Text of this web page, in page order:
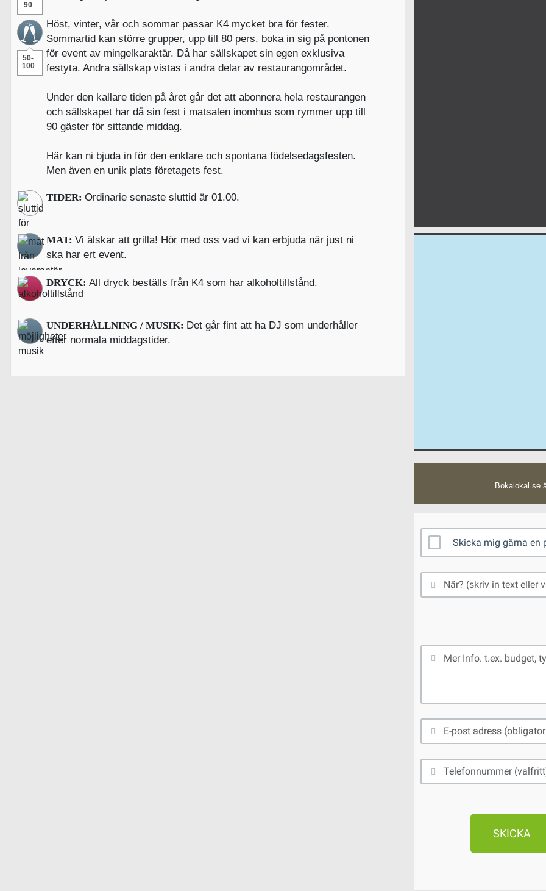
90
50-
100
Höst, vinter, vår och sommar passar K4 mycket bra för fester.
Sommartid kan större grupper, upp till 80 pers. boka in sig på pontonen
för event av mingelkaraktär. Då har sällskapet sin egen exklusiva
festyta. Andra sällskap vistas i andra delar av restaurangområdet.
Under den kallare tiden på året går det att abonnera hela restaurangen
och sällskapet har då sin fest i matsalen inomhus som rymmer upp till
90 gäster för sittande middag.
Här kan ni bjuda in för den enklare och spontana födelsedagsfesten.
Men även en unik plats företagets fest.
TIDER:Ordinarie senaste sluttid är 01.00.
MAT:Vi älskar att grilla! Hör med oss vad vi kan erbjuda när just ni
ska har ert event.
DRYCK:All dryck beställs från K4 som har alkoholtillstånd.
UNDERHÅLLNING / MUSIK: Det går fint att ha DJ som underhåller
efter normala middagstider.
Bokalokal.se
Skicka mig gärna en
Mån Tis
SKICKA